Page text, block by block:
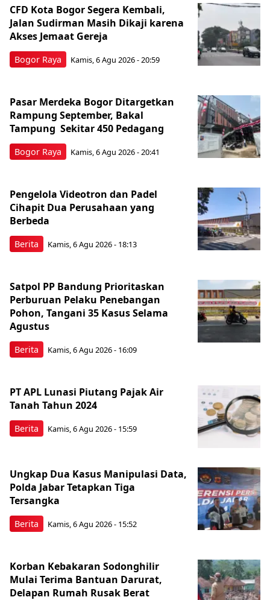
Bogor Raya
CFD Kota Bogor Segera Kembali,
Jalan Sudirman Masih Dikaji karena
Akses Jemaat Gereja
Kamis, 6 Agu 2026 - 20:59
Bogor Raya
Pasar Merdeka Bogor Ditargetkan
Rampung September, Bakal
Tampung Sekitar 450 Pedagang
Kamis, 6 Agu 2026 - 20:41
Berita
Pengelola Videotron dan Padel
Cihapit Dua Perusahaan yang
Berbeda
Kamis, 6 Agu 2026 - 18:13
Berita
Satpol PP Bandung Prioritaskan
Perburuan Pelaku Penebangan
Pohon, Tangani 35 Kasus Selama
Agustus
Kamis, 6 Agu 2026 - 16:09
Berita
PT APL Lunasi Piutang Pajak Air
Tanah Tahun 2024
Kamis, 6 Agu 2026 - 15:59
Berita
Ungkap Dua Kasus Manipulasi Data,
Polda Jabar Tetapkan Tiga
Tersangka
Kamis, 6 Agu 2026 - 15:52
Korban Kebakaran Sodonghilir
Mulai Terima Bantuan Darurat,
Delapan Rumah Rusak Berat